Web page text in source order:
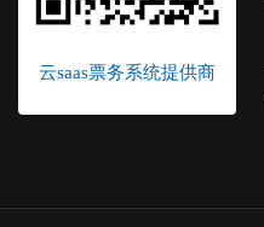
云saas票务系统提供商